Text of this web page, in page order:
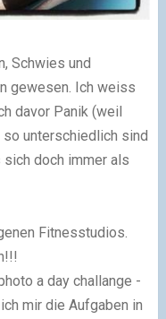
Schwies und
gewesen. Ich weiss
davor Panik (weil
unterschiedlich sind
doch immer als
Fitnesstudios.
a day challange -
mir die Aufgaben in